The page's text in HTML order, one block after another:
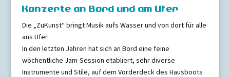
Konzerte an Bord und am Ufer
Die „ZuKunst“ bringt Musik aufs Wasser und von dort für alle
ans Ufer.
In den letzten Jahren hat sich an Bord eine feine
wöchentliche Jam-Session etabliert, sehr diverse
Instrumente und Stile, auf dem Vorderdeck des Hausboots